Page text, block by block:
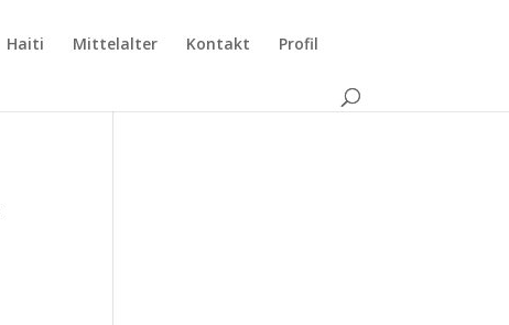
Haiti Mittelalter Kontakt Profil